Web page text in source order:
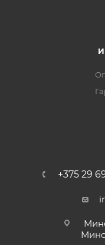
+375 29